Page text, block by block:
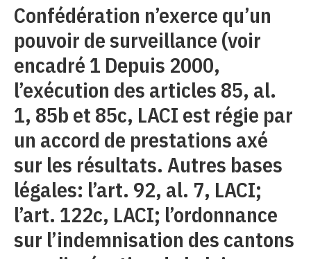
Confédération n’exerce qu’un
pouvoir de surveillance (voir
encadré 1 Depuis 2000,
l’exécution des articles 85, al.
1, 85b et 85c, LACI est régie par
un accord de prestations axé
sur les résultats. Autres bases
légales: l’art. 92, al. 7, LACI;
l’art. 122c, LACI; l’ordonnance
sur l’indemnisation des cantons